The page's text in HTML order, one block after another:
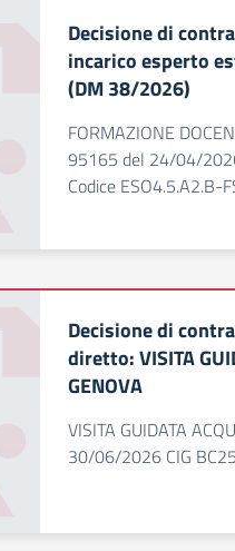
Decisione di
incarico esperto
(DM 38/2026)
FORMAZIONE
95165 del 24/04/
Codice
Decisione di
diretto: VISITA
GENOVA
VISITA GUIDATA
30/06/2026 CIG